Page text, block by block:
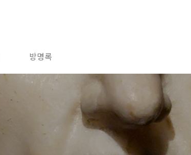
방명록